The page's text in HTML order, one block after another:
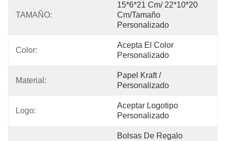
TAMAÑO:
15*6*21 Cm/ 22*10*20
Cm/tamaño
Personalizado
Color:
Acepta El Color
Personalizado
Material:
Papel Kraft /
Personalizado
Logo:
Aceptar Logotipo
Personalizado
Bolsas De Regalo